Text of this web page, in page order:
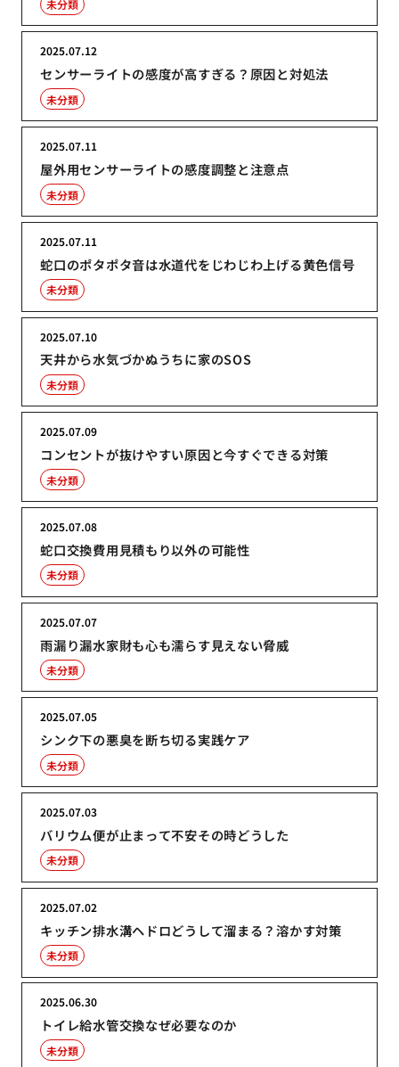
未分類
センサーライトの感度が高すぎる？原因と対処法
2025.07.12
未分類
屋外用センサーライトの感度調整と注意点
2025.07.11
未分類
蛇口のポタポタ音は水道代をじわじわ上げる黄色信号
2025.07.11
未分類
天井から水気づかぬうちに家のSOS
2025.07.10
未分類
コンセントが抜けやすい原因と今すぐできる対策
2025.07.09
未分類
蛇口交換費用見積もり以外の可能性
2025.07.08
未分類
雨漏り漏水家財も心も濡らす見えない脅威
2025.07.07
未分類
シンク下の悪臭を断ち切る実践ケア
2025.07.05
未分類
バリウム便が止まって不安その時どうした
2025.07.03
未分類
キッチン排水溝ヘドロどうして溜まる？溶かす対策
2025.07.02
未分類
トイレ給水管交換なぜ必要なのか
2025.06.30
未分類